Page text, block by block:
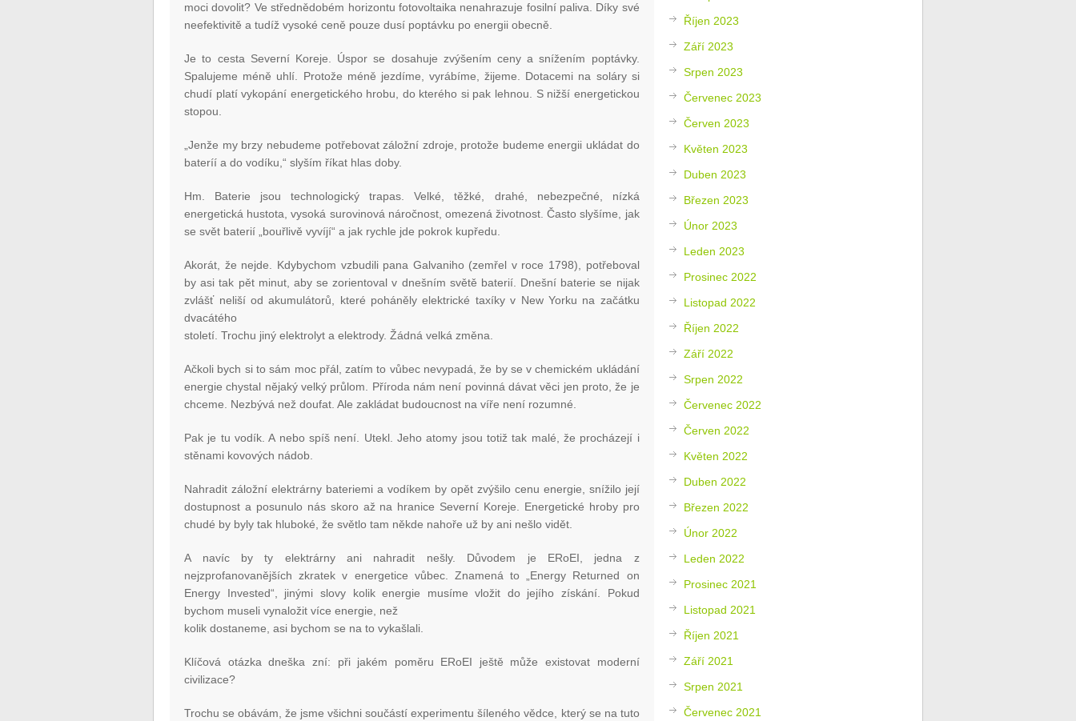
moci dovolit? Ve střednědobém horizontu fotovoltaika nenahrazuje fosilní paliva. Díky své
neefektivitě a tudíž vysoké ceně pouze dusí poptávku po energii obecně.
Je to cesta Severní Koreje. Úspor se dosahuje zvýšením ceny a snížením poptávky.
Spalujeme méně uhlí. Protože méně jezdíme, vyrábíme, žijeme. Dotacemi na soláry si
chudí platí vykopání energetického hrobu, do kterého si pak lehnou. S nižší energetickou
stopou.
„Jenže my brzy nebudeme potřebovat záložní zdroje, protože budeme energii ukládat do
bateríí a do vodíku,“ slyším říkat hlas doby.
Hm. Baterie jsou technologický trapas. Velké, těžké, drahé, nebezpečné, nízká
energetická hustota, vysoká surovinová náročnost, omezená životnost. Často slyšíme, jak
se svět baterií „bouřlivě vyvíjí“ a jak rychle jde pokrok kupředu.
Akorát, že nejde. Kdybychom vzbudili pana Galvaniho (zemřel v roce 1798), potřeboval
by asi tak pět minut, aby se zorientoval v dnešním světě baterií. Dnešní baterie se nijak
zvlášť neliší od akumulátorů, které poháněly elektrické taxíky v New Yorku na začátku
dvacátého
století. Trochu jiný elektrolyt a elektrody. Žádná velká změna.
Ačkoli bych si to sám moc přál, zatím to vůbec nevypadá, že by se v chemickém ukládání
energie chystal nějaký velký průlom. Příroda nám není povinná dávat věci jen proto, že je
chceme. Nezbývá než doufat. Ale zakládat budoucnost na víře není rozumné.
Pak je tu vodík. A nebo spíš není. Utekl. Jeho atomy jsou totiž tak malé, že procházejí i
stěnami kovových nádob.
Nahradit záložní elektrárny bateriemi a vodíkem by opět zvýšilo cenu energie, snížilo její
dostupnost a posunulo nás skoro až na hranice Severní Koreje. Energetické hroby pro
chudé by byly tak hluboké, že světlo tam někde nahoře už by ani nešlo vidět.
A navíc by ty elektrárny ani nahradit nešly. Důvodem je ERoEI, jedna z
nejzprofanovanějších zkratek v energetice vůbec. Znamená to „Energy Returned on
Energy Invested“, jinými slovy kolik energie musíme vložit do jejího získání. Pokud
bychom museli vynaložit více energie, než
kolik dostaneme, asi bychom se na to vykašlali.
Klíčová otázka dneška zní: při jakém poměru ERoEI ještě může existovat moderní
civilizace?
Trochu se obávám, že jsme všichni součástí experimentu šíleného vědce, který se na tuto
Říjen 2023
Září 2023
Srpen 2023
Červenec 2023
Červen 2023
Květen 2023
Duben 2023
Březen 2023
Únor 2023
Leden 2023
Prosinec 2022
Listopad 2022
Říjen 2022
Září 2022
Srpen 2022
Červenec 2022
Červen 2022
Květen 2022
Duben 2022
Březen 2022
Únor 2022
Leden 2022
Prosinec 2021
Listopad 2021
Říjen 2021
Září 2021
Srpen 2021
Červenec 2021